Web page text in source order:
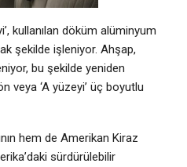
kullanılan döküm alüminyum
şekilde işleniyor. Ahşap,
bu şekilde yeniden
veya ‘A yüzeyi’ üç boyutlu
hem de Amerikan Kiraz
sürdürülebilir